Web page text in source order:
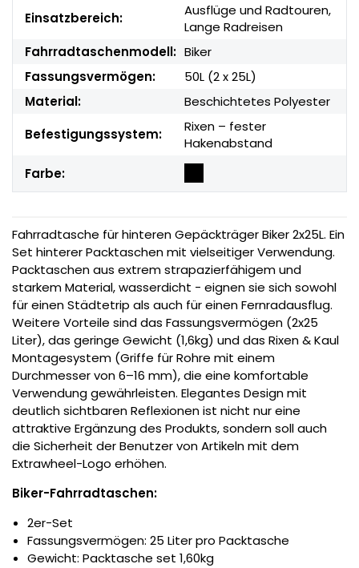
Einsatzbereich:
Ausflüge und Radtouren,
Lange Radreisen
Fahrradtaschenmodell: Biker
Fassungsvermögen:
50L (2 x 25L)
Material:
Beschichtetes Polyester
Befestigungssystem:
Rixen – fester
Hakenabstand
Farbe:
Fahrradtasche für hinteren Gepäckträger Biker 2x25L. Ein
Set hinterer Packtaschen mit vielseitiger Verwendung.
Packtaschen aus extrem strapazierfähigem und
starkem Material, wasserdicht - eignen sie sich sowohl
für einen Städtetrip als auch für einen Fernradausflug.
Weitere Vorteile sind das Fassungsvermögen (2x25
Liter), das geringe Gewicht (1,6kg) und das Rixen & Kaul
Montagesystem (Griffe für Rohre mit einem
Durchmesser von 6–16 mm), die eine komfortable
Verwendung gewährleisten. Elegantes Design mit
deutlich sichtbaren Reflexionen ist nicht nur eine
attraktive Ergänzung des Produkts, sondern soll auch
die Sicherheit der Benutzer von Artikeln mit dem
Extrawheel-Logo erhöhen.
Biker-Fahrradtaschen:
2er-Set
Fassungsvermögen: 25 Liter pro Packtasche
Gewicht: Packtasche set 1,60kg